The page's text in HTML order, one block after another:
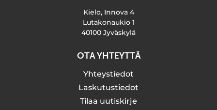
Kielo, Innova 4
Lutakonaukio 1
40100 Jyväskylä
OTA YHTEYTTÄ
Yhteystiedot
Laskutustiedot
Tilaa uutiskirje